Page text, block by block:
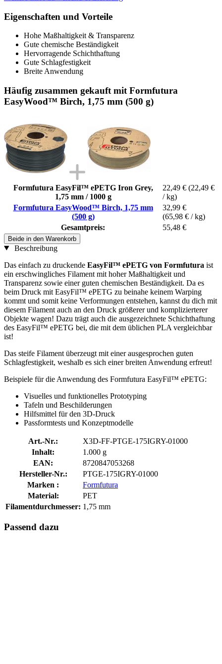
Eigenschaften und Vorteile
Hohe Maßhaltigkeit & Transparenz
Gute chemische Beständigkeit
Hervorragende Schichthaftung
Gute Schlagfestigkeit
Breite Anwendung
Häufig zusammen gekauft mit Formfutura
EasyWood™ Birch, 1,75 mm (500 g)
Formfutura EasyFil™ ePETG Iron Grey,
1,75 mm / 1000 g
22,49 € (22,49 €
/ kg)
Formfutura EasyWood™ Birch, 1,75 mm
(500 g)
32,99 €
(65,98 € / kg)
Gesamtpreis:
55,48 €
Beide in den Warenkorb
Beschreibung
Das einfach zu druckende EasyFil™ ePETG von Formfutura ist
ein erschwingliches Filament mit hoher Maßhaltigkeit und
Transparenz sowie einer guten chemischen Beständigkeit. Da es
beim Druck mit EasyFil™ ePETG zu beinahe keinem Warping
kommt und somit keine Verformungen entstehen, kannst du dich mit
diesem Filament auch an den Druck größerer und komplizierterer
Objekte wagen! Dazu trägt auch die ausgezeichnete Schichthaftung
des EasyFil™ ePETG bei, die mit dem üblichen PLA vergleichbar
ist!
Das steife Filament überzeugt mit einer ausgesprochen guten
Schlagfestigkeit, weshalb es sich einer breiten Anwendung erfreut!
Beispiele für die Anwendung des Formfutura EasyFil™ ePETG:
Visuelles und funktionelles Prototyping
Tafeln und Beschilderungen
Hilfsmittel für den 3D-Druck
Passformtests und Konzeptmodelle
Art.-Nr.:
X3D-FF-PTGE-175IGRY-01000
Inhalt:
1.000 g
EAN:
8720847053268
Hersteller-Nr.:
PTGE-175IGRY-01000
Marken :
Formfutura
Material:
PET
Filamentdurchmesser: 1,75 mm
Passend dazu